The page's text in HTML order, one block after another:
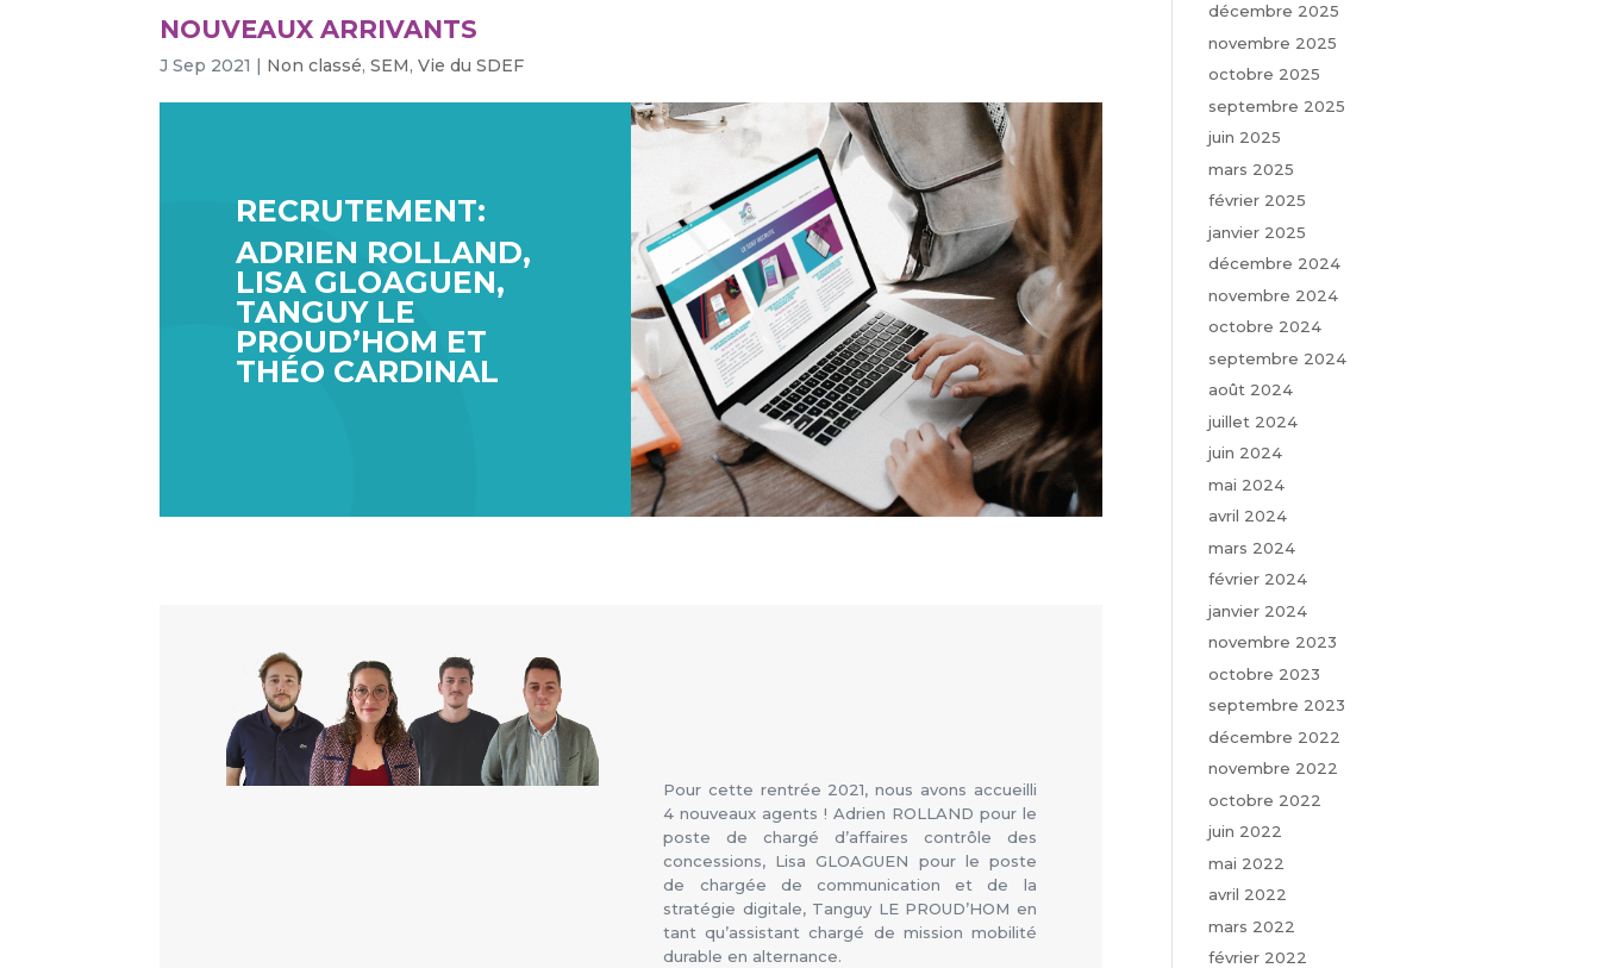
NOUVEAUX ARRIVANTS
J Sep 2021 | Non classé,SEM,Vie du SDEF
RECRUTEMENT:
ADRIEN ROLLAND,
LISA GLOAGUEN,
TANGUY LE
PROUD’HOM ET
THÉO CARDINAL
Pour cette rentrée 2021, nous avons accueilli
4 nouveaux agents ! Adrien ROLLAND pour le
poste de chargé d’affaires contrôle des
concessions, Lisa GLOAGUEN pour le poste
de chargée de communication et de la
stratégie digitale, Tanguy LE PROUD’HOM en
tant qu’assistant chargé de mission mobilité
durable en alternance.
décembre 2025
novembre 2025
octobre 2025
septembre 2025
juin 2025
mars 2025
février 2025
janvier 2025
décembre 2024
novembre 2024
octobre 2024
septembre 2024
août 2024
juillet 2024
juin 2024
mai 2024
avril 2024
mars 2024
février 2024
janvier 2024
novembre 2023
octobre 2023
septembre 2023
décembre 2022
novembre 2022
octobre 2022
juin 2022
mai 2022
avril 2022
mars 2022
février 2022